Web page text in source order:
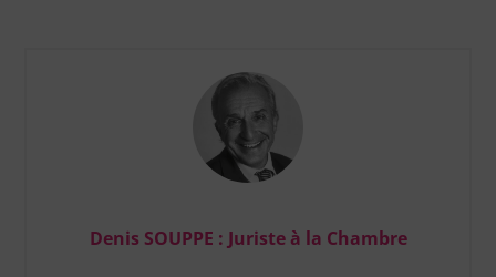
Denis SOUPPE : Juriste à la Chambre